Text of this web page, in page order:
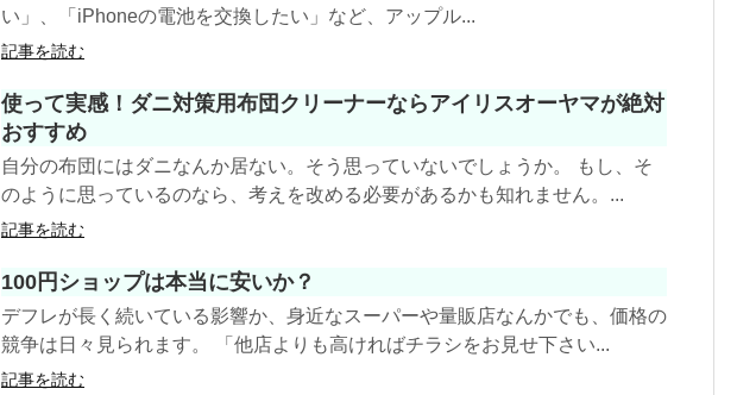
い」、「iPhoneの電池を交換したい」など、アップル...
記事を読む
使って実感！ダニ対策用布団クリーナーならアイリスオーヤマが絶対
おすすめ
自分の布団にはダニなんか居ない。そう思っていないでしょうか。 もし、そ
のように思っているのなら、考えを改める必要があるかも知れません。...
記事を読む
100円ショップは本当に安いか？
デフレが長く続いている影響か、身近なスーパーや量販店なんかでも、価格の
競争は日々見られます。 「他店よりも高ければチラシをお見せ下さい...
記事を読む